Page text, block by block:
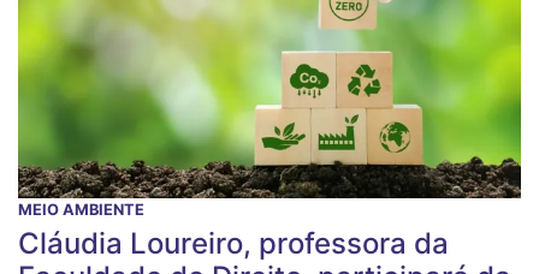
MEIO AMBIENTE
Cláudia Loureiro, professora da